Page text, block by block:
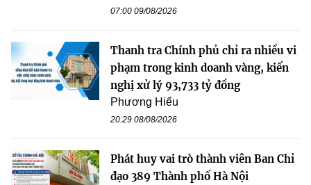
07:00 09/08/2026
Thanh tra Chính phủ chỉ ra nhiều vi
phạm trong kinh doanh vàng, kiến
nghị xử lý 93,733 tỷ đồng
Phương Hiếu
20:29 08/08/2026
Phát huy vai trò thành viên Ban Chỉ
đạo 389 Thành phố Hà Nội